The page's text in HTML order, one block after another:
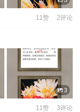
11赞 2评论
3
11赞 3评论